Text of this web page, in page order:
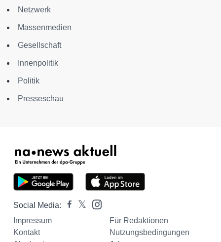
Netzwerk
Massenmedien
Gesellschaft
Innenpolitik
Politik
Presseschau
Social Media:
Impressum
Für Redaktionen
Kontakt
Nutzungsbedingungen